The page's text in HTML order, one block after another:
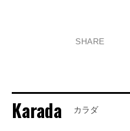
SHARE
Karada カラダ